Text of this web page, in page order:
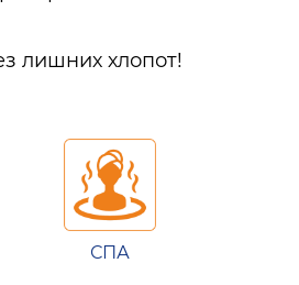
лишних хлопот!
СПА